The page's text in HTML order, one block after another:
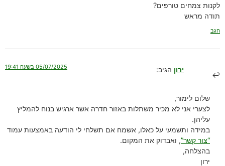
לקנות צמחים טורפים?
תודה מראש
הגב
ירון הגיב: 05/07/2025 בשעה 19:41
שלום לימור,
לצערי אני לא מכיר משתלות באזור חדרה אשר ארגיש בנוח להמליץ
עליהן.
במידה ותשמעי על כאלו, אשמח אם תשלחי לי הודעה באמצעות עמוד
“צור קשר”, ואבדוק את המקום.
בהצלחה,
ירון